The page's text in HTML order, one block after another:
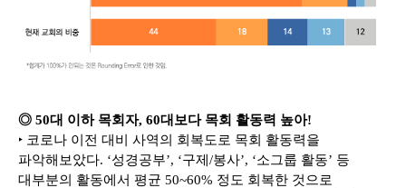
◎ 50대 이하 목회자, 60대보다 목회 활동력 높아!
‣ 코로나 이전 대비 사역의 회복도로 목회 활동력을
파악해보았다. ‘성경공부’, ‘구제/봉사’, ‘소그룹 활동’ 등
대부분의 활동에서 평균 50~60% 정도 회복한 것으로